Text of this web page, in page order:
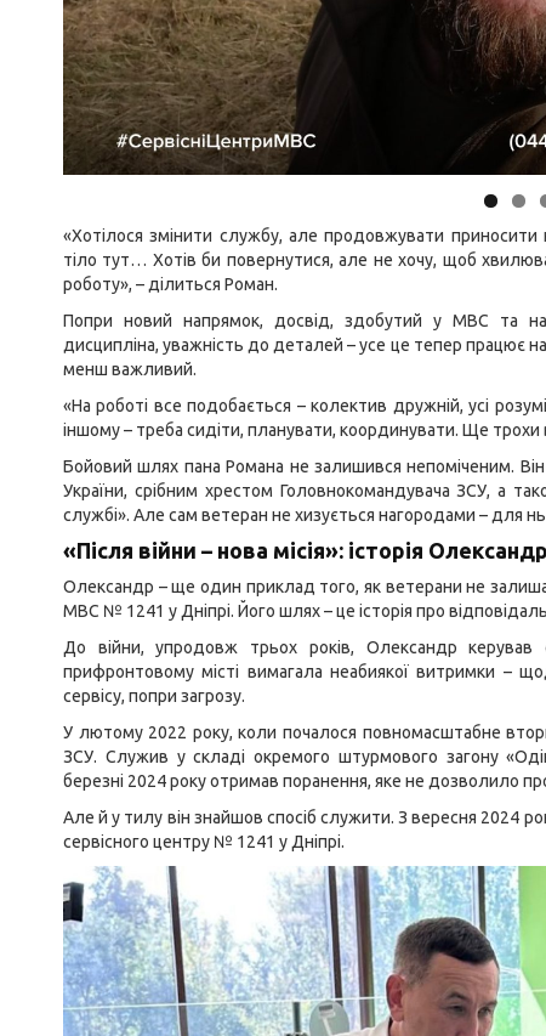
«Хотілося змінити службу, але продовжувати
тіло тут… Хотів би повернутися, але не хочу, щоб
роботу», – ділиться Роман.
Попри новий напрямок, досвід, здобутий у МВС та на
дисципліна, уважність до деталей – усе це тепер працює
менш важливий.
«На роботі все подобається – колектив дружній, усі
іншому – треба сидіти, планувати, координувати. Ще трохи
Бойовий шлях пана Романа не залишився непоміченим.
України, срібним хрестом Головнокомандувача ЗСУ, а
службі». Але сам ветеран не хизується нагородами – для
«Після війни – нова місія»: історія
Олександр – ще один приклад того, як ветерани не
МВС № 1241 у Дніпрі. Його шлях – це історія про
До війни, упродовж трьох років, Олександр
прифронтовому місті вимагала неабиякої витримки –
сервісу, попри загрозу.
У лютому 2022 року, коли почалося повномасштабне
ЗСУ. Служив у складі окремого штурмового загону
березні 2024 року отримав поранення, яке не дозволило
Але й у тилу він знайшов спосіб служити. З вересня 2024
сервісного центру № 1241 у Дніпрі.